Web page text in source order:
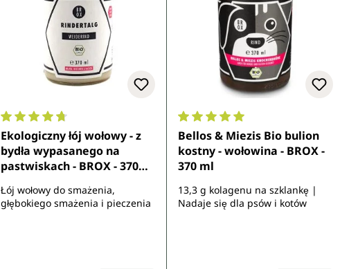
Średnia ocena 4.8 z 5 gwiazdek
Ekologiczny łój wołowy - z
bydła wypasanego na
pastwiskach - BROX - 370
Łój wołowy do smażenia,
głębokiego smażenia i pieczenia
Średnia ocena 5 z 5 gwiazdek
Bellos & Miezis Bio bulion
kostny - wołowina - BROX -
370 ml
13,3 g kolagenu na szklankę |
Nadaje się dla psów i kotów